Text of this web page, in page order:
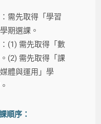
需先取得「學習
期選課。
(1) 需先取得「數
(2) 需先取得「課
體與運用」學
順序：